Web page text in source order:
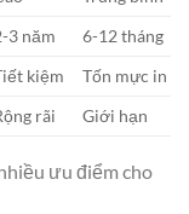
3 năm
6-12 tháng
kiệm
Tốn mực in
rãi Giới hạn
ưu điểm cho